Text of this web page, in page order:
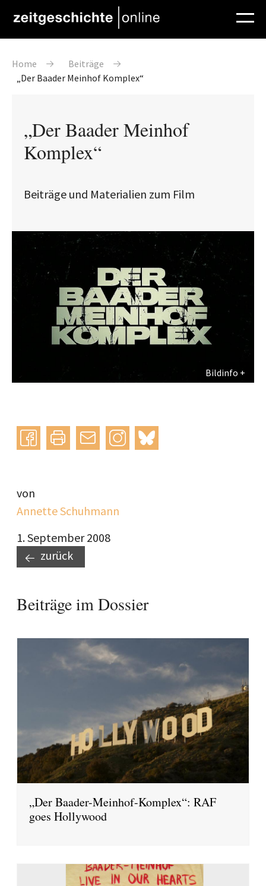
Pfadnavigation
Home
Beiträge
„Der Baader Meinhof Komplex“
„Der Baader Meinhof
Komplex“
Beiträge und Materialien zum Film
Bildinfo
Instagram
bluesky
von
Annette Schuhmann
1. September 2008
zurück
Beiträge im Dossier
„Der Baader-Meinhof-Komplex“: RAF
goes Hollywood